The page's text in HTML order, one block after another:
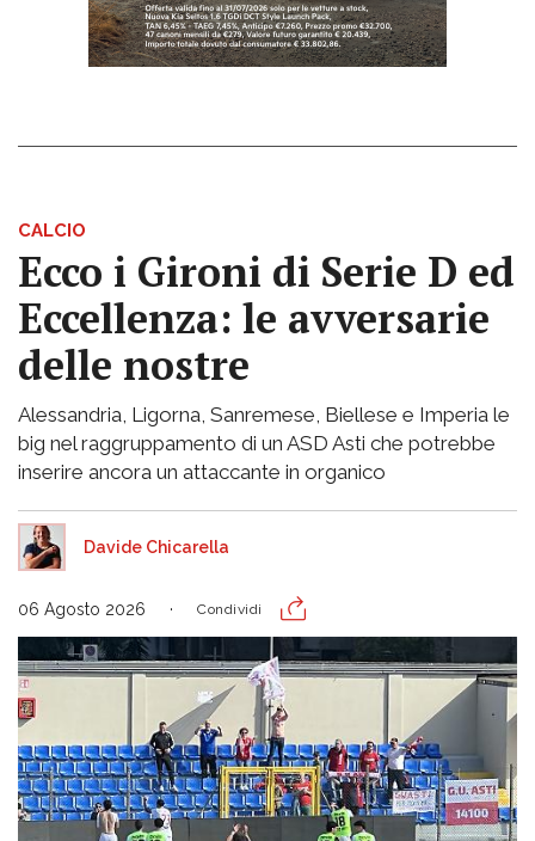
CALCIO
Ecco i Gironi di Serie D ed
Eccellenza: le avversarie
delle nostre
Alessandria, Ligorna, Sanremese, Biellese e Imperia le
big nel raggruppamento di un ASD Asti che potrebbe
inserire ancora un attaccante in organico
Davide Chicarella
06 Agosto 2026 Condividi